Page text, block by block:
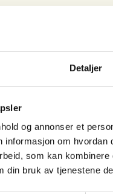
Detaljer
og annonser et
om
som kan
din bruk av tjenestene
og unge kjenner
bål og ferdsel
og unge vet
er det viktig at
en viktig
reglene
Friluftsliv.